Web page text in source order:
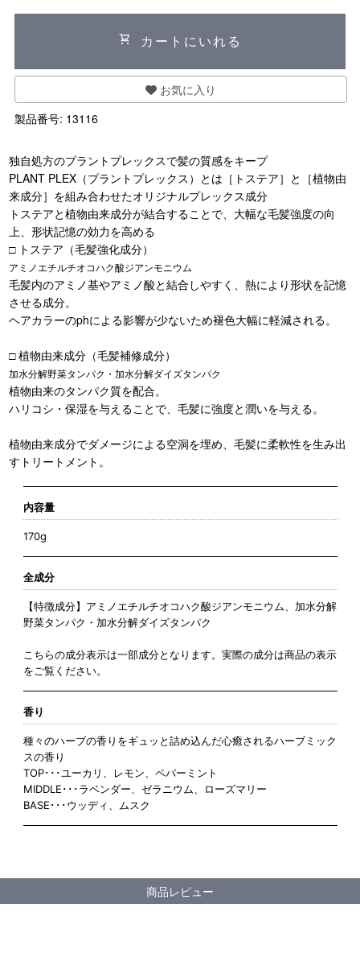
shopping_cart カートにいれる
お気に入り
製品番号: 13116
独自処方のプラントプレックスで髪の質感をキープ
PLANT PLEX（プラントプレックス）とは［トステア］と［植物由
来成分］を組み合わせたオリジナルプレックス成分
トステアと植物由来成分が結合することで、大幅な毛髪強度の向
上、形状記憶の効力を高める
□ トステア（毛髪強化成分）
アミノエチルチオコハク酸ジアンモニウム
毛髪内のアミノ基やアミノ酸と結合しやすく、熱により形状を記憶
させる成分。
ヘアカラーのphによる影響が少ないため褪色大幅に軽減される。
□ 植物由来成分（毛髪補修成分）
加水分解野菜タンパク・加水分解ダイズタンパク
植物由来のタンパク質を配合。
ハリコシ・保湿を与えることで、毛髪に強度と潤いを与える。
植物由来成分でダメージによる空洞を埋め、毛髪に柔軟性を生み出
すトリートメント。
内容量
170g
全成分
【特徴成分】アミノエチルチオコハク酸ジアンモニウム、加水分解
野菜タンパク・加水分解ダイズタンパク
こちらの成分表示は一部成分となります。実際の成分は商品の表示
をご覧ください。
香り
種々のハーブの香りをギュッと詰め込んだ心癒されるハーブミック
スの香り
TOP･･･ユーカリ、レモン、ペパーミント
MIDDLE･･･ラベンダー、ゼラニウム、ローズマリー
BASE･･･ウッディ、ムスク
商品レビュー